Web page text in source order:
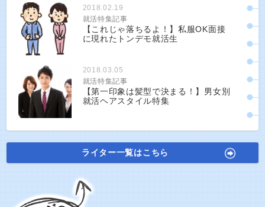
2018.02.19
就活特集記事
【これじゃ落ちるよ！】私服OK面接
に現れたトンデモ就活生
2018.03.05
就活特集記事
【第一印象は髪型で決まる！】男女別
就活ヘアスタイル特集
ライター一覧はこちら